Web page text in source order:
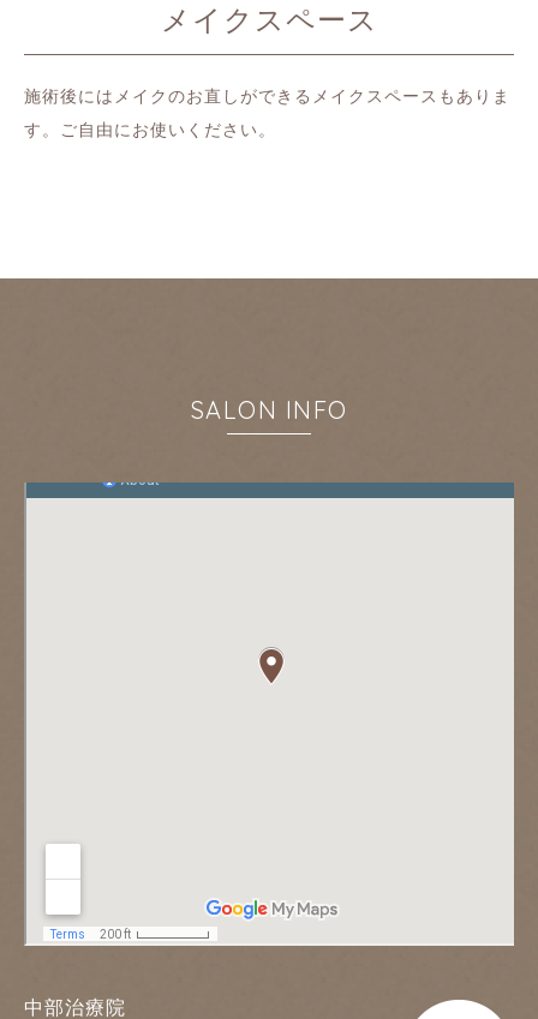
メイクスペース
施術後にはメイクのお直しができるメイクスペースもありま
す。ご自由にお使いください。
SALON INFO
中部治療院